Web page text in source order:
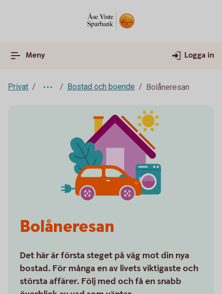
Meny Logga in
Privat Bostad och boende Bolåneresan
Bolåneresan
Det här är första steget på väg mot din nya
bostad. För många en av livets viktigaste och
största affärer. Följ med och få en snabb